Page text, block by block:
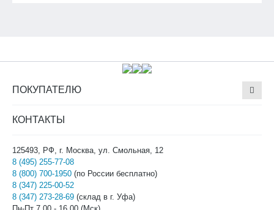
ПОКУПАТЕЛЮ
КОНТАКТЫ
125493, РФ, г. Москва, ул. Смольная, 12
8 (495) 255-77-08
8 (800) 700-1950 (по России бесплатно)
8 (347) 225-00-52
8 (347) 273-28-69 (склад в г. Уфа)